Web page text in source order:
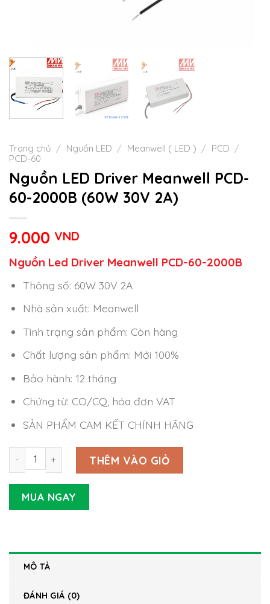
Trang chủ / Nguồn LED / Meanwell ( LED ) / PCD /
PCD-60
Nguồn LED Driver Meanwell PCD-
60-2000B (60W 30V 2A)
9.000 VND
Nguồn Led Driver Meanwell PCD-60-2000B
Thông số: 60W 30V 2A
Nhà sản xuất: Meanwell
Tình trạng sản phẩm: Còn hàng
Chất lượng sản phẩm: Mới 100%
Bảo hành: 12 tháng
Chứng từ: CO/CQ, hóa đơn VAT
SẢN PHẨM CAM KẾT CHÍNH HÃNG
Nguồn LED Driver Meanwell PCD-60-2000B (60W 30V
THÊM VÀO GIỎ
MUA NGAY
MÔ TẢ
ĐÁNH GIÁ (0)